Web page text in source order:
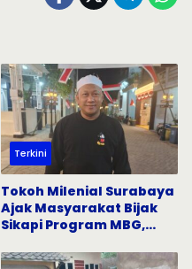
Terkini
Tokoh Milenial Surabaya
Ajak Masyarakat Bijak
Sikapi Program MBG,
Sosial